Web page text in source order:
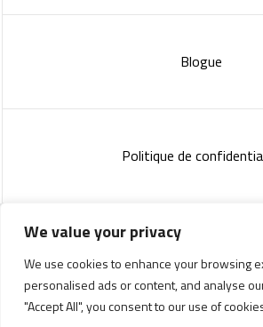
We value your privacy
We use cookies to enhance your browsing
personalised ads or content, and analyse
"Accept All", you consent to our use of
Blogue
Politique de
Copyright 2023 :Standish
Lachance